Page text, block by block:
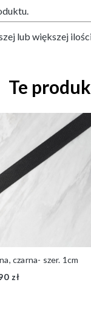
lub większej
Te
czarna- szer. 1cm
zł